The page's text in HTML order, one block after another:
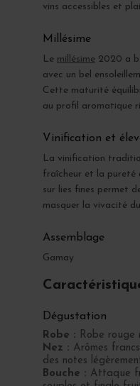
vins accessibles et
Millésime
Le millésime 2020 a
avec un bel
Cette maturité
au profil aromatique
Vinification et
La vinification
fraîcheur et la pureté
sur lies fines permet
masquer la vivacité
Assemblage
Gamay
Dégustation
Robe : Robe rouge
Nez : Arômes
des notes
Bouche : Attaque